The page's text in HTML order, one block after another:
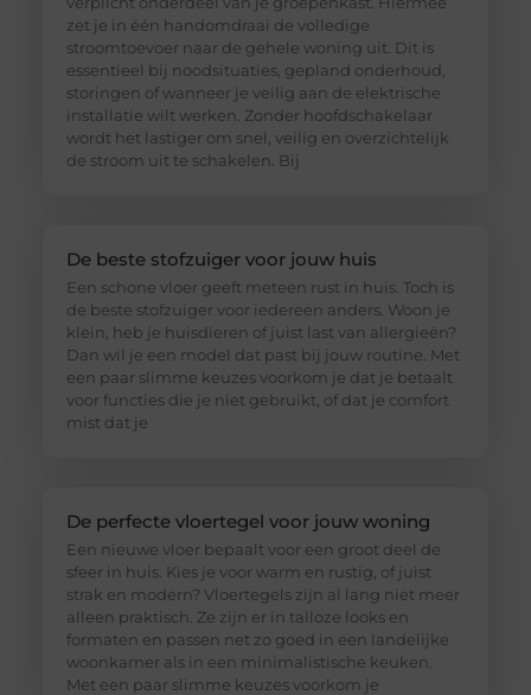
zet je in één handomdraai de volledige
stroomtoevoer naar de gehele woning uit. Dit is
essentieel bij noodsituaties, gepland onderhoud,
storingen of wanneer je veilig aan de elektrische
installatie wilt werken. Zonder hoofdschakelaar
wordt het lastiger om snel, veilig en overzichtelijk
de stroom uit te schakelen. Bij
De beste stofzuiger voor jouw huis
Een schone vloer geeft meteen rust in huis. Toch is
de beste stofzuiger voor iedereen anders. Woon je
klein, heb je huisdieren of juist last van allergieën?
Dan wil je een model dat past bij jouw routine. Met
een paar slimme keuzes voorkom je dat je betaalt
voor functies die je niet gebruikt, of dat je comfort
mist dat je
De perfecte vloertegel voor jouw woning
Een nieuwe vloer bepaalt voor een groot deel de
sfeer in huis. Kies je voor warm en rustig, of juist
strak en modern? Vloertegels zijn al lang niet meer
alleen praktisch. Ze zijn er in talloze looks en
formaten en passen net zo goed in een landelijke
woonkamer als in een minimalistische keuken.
Met een paar slimme keuzes voorkom je